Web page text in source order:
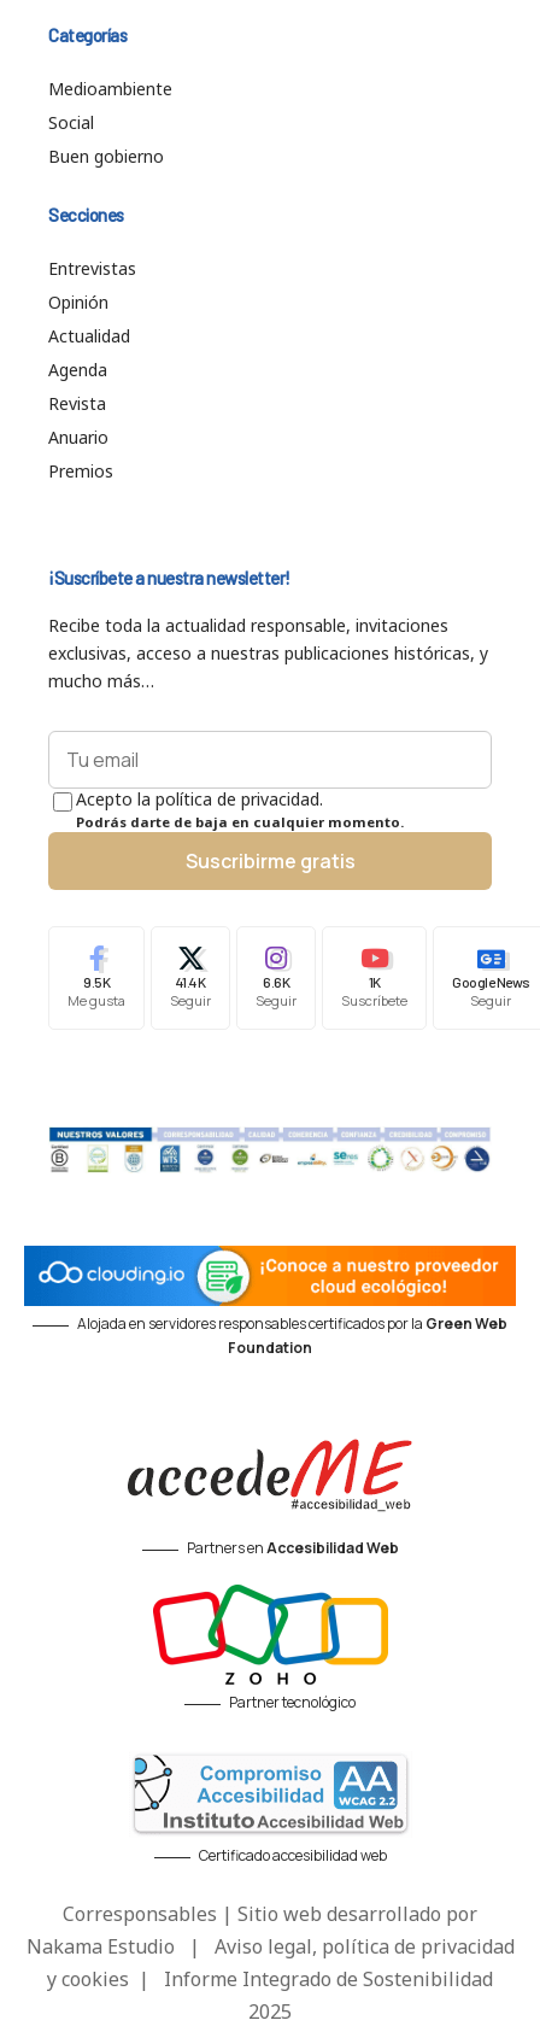
Categorías
Medioambiente
Social
Buen gobierno
Secciones
Entrevistas
Opinión
Actualidad
Agenda
Revista
Anuario
Premios
¡Suscríbete a nuestra newsletter!
Recibe toda la actualidad responsable, invitaciones
exclusivas, acceso a nuestras publicaciones históricas, y
mucho más…
Acepto la política de privacidad.
Podrás darte de baja en cualquier momento.
Suscribirme gratis
9.5K
Me gusta
41.4K
Seguir
6.6K
Seguir
1K
Suscríbete
Google News
Seguir
Alojada en servidores responsables certificados por la Green Web
Foundation
Partners enAccesibilidad Web
Partner tecnológico
Certificado accesibilidad web
Corresponsables | Sitio web desarrollado por
Nakama Estudio | Aviso legal, política de privacidad
y cookies | Informe Integrado de Sostenibilidad
2025